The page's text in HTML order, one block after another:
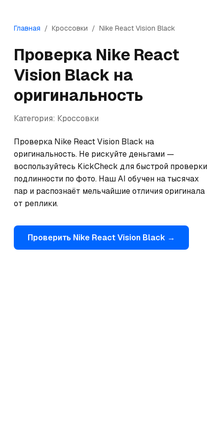
Главная / Кроссовки / Nike React Vision Black
Проверка Nike React
Vision Black на
оригинальность
Категория: Кроссовки
Проверка Nike React Vision Black на
оригинальность. Не рискуйте деньгами —
воспользуйтесь KickCheck для быстрой проверки
подлинности по фото. Наш AI обучен на тысячах
пар и распознаёт мельчайшие отличия оригинала
от реплики.
Проверить Nike React Vision Black →